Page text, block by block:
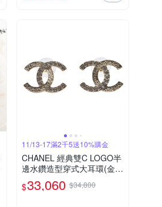
11/13-17滿2千5送10%購金
CHANEL 經典雙C LOGO半
邊水鑽造型穿式大耳環(金
色)
$33,060 $34,800